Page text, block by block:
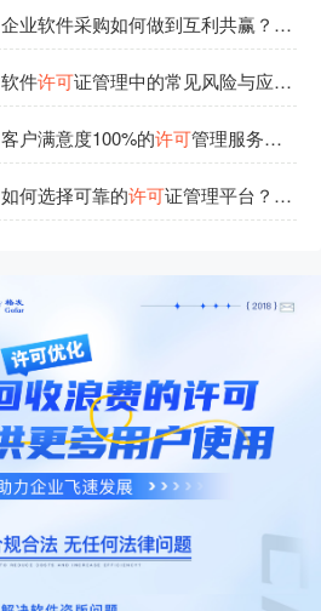
企业软件采购如何做到互利共赢？供应商合作策略
软件许可证管理中的常见风险与应对策略
客户满意度100%的许可管理服务是如何练成的？
如何选择可靠的许可证管理平台？5大标准值得关注